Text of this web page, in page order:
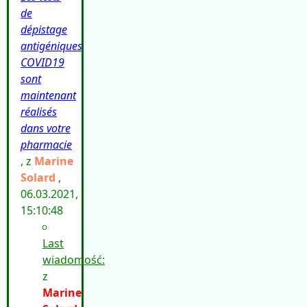
de
dépistage
antigéniques
COVID19
sont
maintenant
réalisés
dans votre
pharmacie
, z Marine
Solard ,
06.03.2021,
15:10:48
Last
wiadomość:
z
Marine